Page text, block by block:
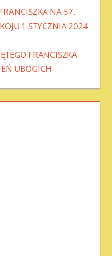
NA 57.
1 STYCZNIA 2024
FRANCISZKA
UBOGICH